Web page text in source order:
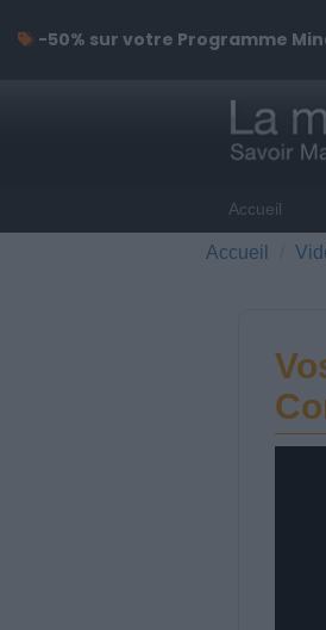
Accueil
Accueil
-50% sur votre Programme